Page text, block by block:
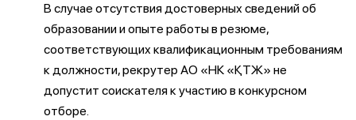
В случае отсутствия достоверных сведений об
образовании и опыте работы в резюме,
соответствующих квалификационным требованиям
к должности, рекрутер АО «НК «ҚТЖ» не
допустит соискателя к участию в конкурсном
отборе.